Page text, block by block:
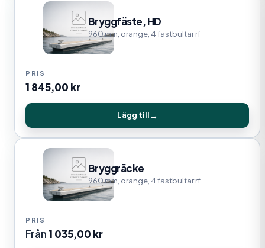
Bryggfäste, HD
960 mm, orange, 4 fästbultar rf
1 845,00 kr
Lägg till
Bryggräcke
960 mm, orange, 4 fästbultar rf
Från1 035,00 kr